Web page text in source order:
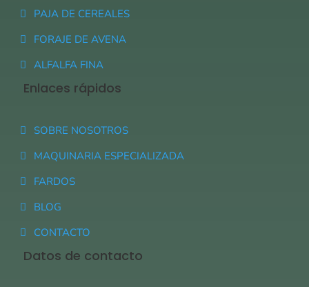
PAJA DE CEREALES
FORAJE DE AVENA
ALFALFA FINA
Enlaces rápidos
SOBRE NOSOTROS
MAQUINARIA ESPECIALIZADA
FARDOS
BLOG
CONTACTO
Datos de contacto